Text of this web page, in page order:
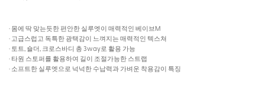
· 몸에 딱 맞는듯한 편안한 실루엣이 매력적인 베이브M
· 고급스럽고 독특한 광택감이 느껴지는 매력적인 텍스쳐
· 토트, 숄더, 크로스바디 총 3way로 활용 가능
· 타원 스토퍼를 활용하여 길이 조절가능한 스트랩
· 소프트한 실루엣으로 넉넉한 수납력과 가벼운 착용감이 특징